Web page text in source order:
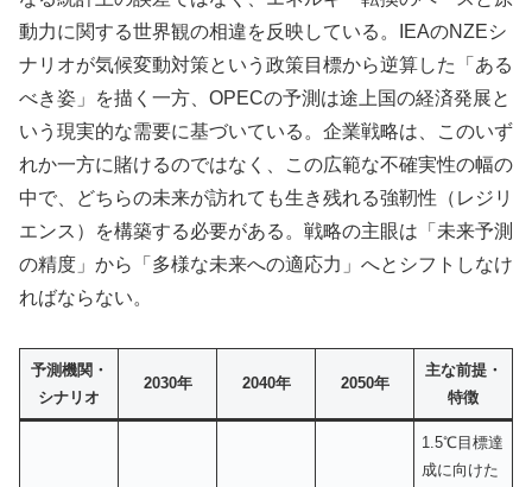
動力に関する世界観の相違を反映している。IEAのNZEシ
ナリオが気候変動対策という政策目標から逆算した「ある
べき姿」を描く一方、OPECの予測は途上国の経済発展と
いう現実的な需要に基づいている。企業戦略は、このいず
れか一方に賭けるのではなく、この広範な不確実性の幅の
中で、どちらの未来が訪れても生き残れる強靭性（レジリ
エンス）を構築する必要がある。戦略の主眼は「未来予測
の精度」から「多様な未来への適応力」へとシフトしなけ
ればならない。
予測機関・
シナリオ
2030年 2040年 2050年
主な前提・
特徴
1.5℃目標達
成に向けた